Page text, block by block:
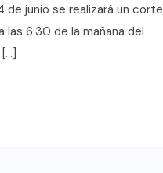
junio se realizará un corte
6:30 de la mañana del